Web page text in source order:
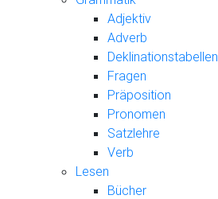
Adjektiv
Adverb
Deklinationstabellen
Fragen
Präposition
Pronomen
Satzlehre
Verb
Lesen
Bücher